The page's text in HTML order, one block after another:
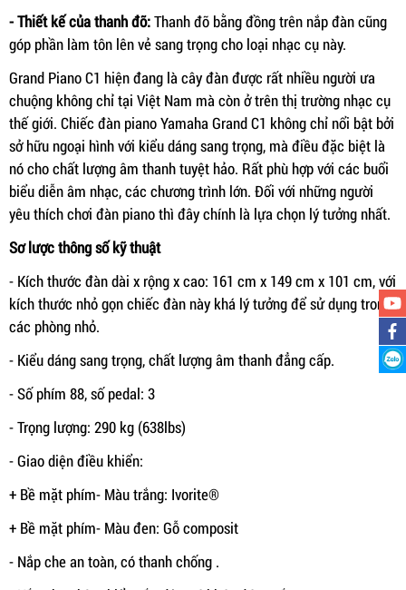
- Thiết kế của thanh đỡ:Thanh đỡ bằng đồng trên nắp đàn cũng
góp phần làm tôn lên vẻ sang trọng cho loại nhạc cụ này.
Grand Piano C1 hiện đang là cây đàn được rất nhiều người ưa
chuộng không chỉ tại Việt Nam mà còn ở trên thị trường nhạc cụ
thế giới. Chiếc đàn piano Yamaha Grand C1 không chỉ nổi bật bởi
sở hữu ngoại hình với kiểu dáng sang trọng, mà điều đặc biệt là
nó cho chất lượng âm thanh tuyệt hảo. Rất phù hợp với các buổi
biểu diễn âm nhạc, các chương trình lớn. Đối với những người
yêu thích chơi đàn piano thì đây chính là lựa chọn lý tưởng nhất.
Sơ lược thông số kỹ thuật
- Kích thước đàn dài x rộng x cao: 161 cm x 149 cm x 101 cm, với
kích thước nhỏ gọn chiếc đàn này khá lý tưởng để sử dụng trong
các phòng nhỏ.
- Kiểu dáng sang trọng, chất lượng âm thanh đẳng cấp.
- Số phím 88, số pedal: 3
- Trọng lượng: 290 kg (638lbs)
- Giao diện điều khiển:
+ Bề mặt phím- Màu trắng: Ivorite®
+ Bề mặt phím- Màu đen: Gỗ composit
- Nắp che an toàn, có thanh chống .